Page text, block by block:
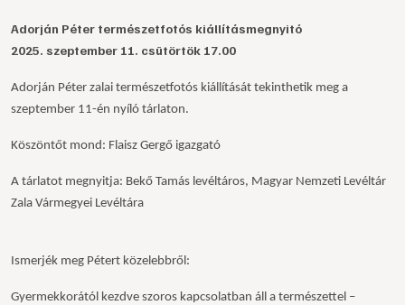
Adorján Péter természetfotós kiállításmegnyitó
2025. szeptember 11. csütörtök 17.00
Adorján Péter zalai természetfotós kiállítását tekinthetik meg a
szeptember 11-én nyíló tárlaton.
Köszöntőt mond: Flaisz Gergő igazgató
A tárlatot megnyitja: Bekő Tamás levéltáros, Magyar Nemzeti Levéltár
Zala Vármegyei Levéltára
Ismerjék meg Pétert közelebbről:
Gyermekkorától kezdve szoros kapcsolatban áll a természettel –